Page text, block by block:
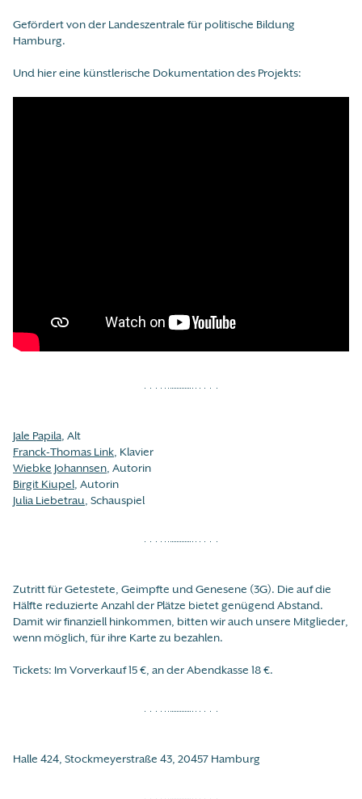
Gefördert von der Landeszentrale für politische Bildung
Hamburg.
Und hier eine künstlerische Dokumentation des Projekts:
Jale Papila, Alt
Franck-Thomas Link, Klavier
Wiebke Johannsen, Autorin
Birgit Kiupel, Autorin
Julia Liebetrau, Schauspiel
Zutritt für Getestete, Geimpfte und Genesene (3G). Die auf die
Hälfte reduzierte Anzahl der Plätze bietet genügend Abstand.
Damit wir finanziell hinkommen, bitten wir auch unsere Mitglieder,
wenn möglich, für ihre Karte zu bezahlen.
Tickets: Im Vorverkauf 15 €, an der Abendkasse 18 €.
Halle 424, Stockmeyerstraße 43, 20457 Hamburg